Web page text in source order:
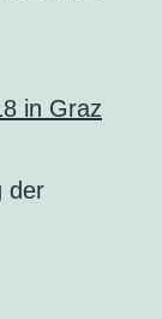
in Graz
der